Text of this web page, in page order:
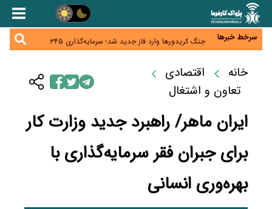
سرخط خبرها
همایش و مسابقه نذری ماه صفر برگزار شد
زائران اربعین نگران ارز باقی‌مانده نباشند؛ خرید دینار در
جنگ کریدورها وارد فاز جدید شد؛ سرمایه‌گذاری ۳۴۵
میلیارد دلاری اوراسیا تا ۲۰۳۵
شبکه کمتر توسعه می‌یابد
تأمین سرمایه در گردش بدون خلق نقدینگی؛ نقش
جدید سیاست‌های مالیاتی در حمایت از تولید
خانه
اقتصادی
تعاون و اشتغال
ایران ماهر/ راهبرد جدید وزارت کار
برای جبران فقر سرمایه‌گذاری با
بهره‌وری انسانی